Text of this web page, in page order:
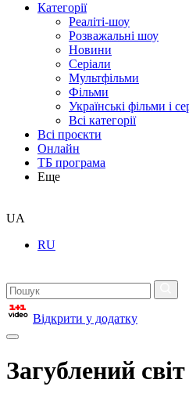
Категорії
Реаліті-шоу
Розважальні шоу
Новини
Серіали
Мультфільми
Фільми
Українські фільми і
Всі категорії
Всі проєкти
Онлайн
ТБ програма
Еще
UA
RU
Відкрити у додатку
Загублений світ